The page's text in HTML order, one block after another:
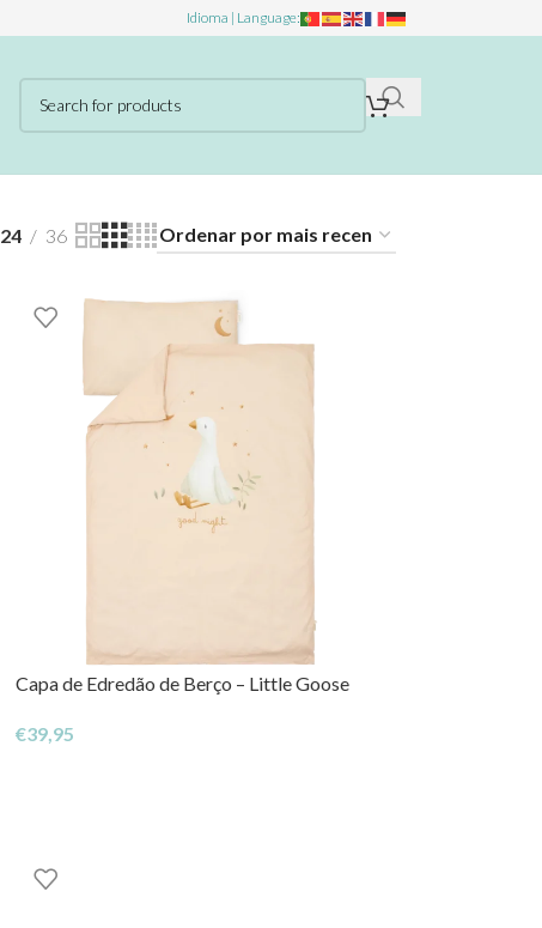
Idioma | Language:
24 36
Capa de Edredão de Berço – Little Goose
€39,95